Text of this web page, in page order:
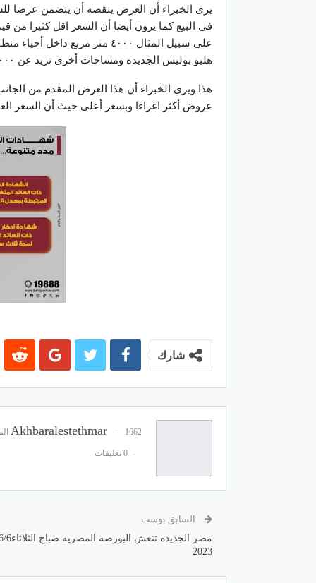
يرى الخبراء أن العرض ينقصه أن يتضمن عرضا
فى البيع كما يرون أيضا أن السعر اقل كثيرا من
هليو بوليس الجديده ومساحات أخرى تزيد عن ٢٠٠٠ فدان فى مشروعات مختلفه منها الشراكه مع شركة سوديك
هذا ويرى الخبراء أن هذا العرض المقدم من
عروض أكثر اغراءا وبسعر أعلى حيث أن السعر
شارك
Akhbaralestethmar 1662 المشاركات
0 تعليقات
السابق بوست
2023